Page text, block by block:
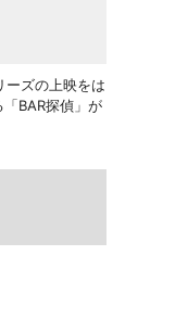
ーズの上映をは
BAR探偵」が